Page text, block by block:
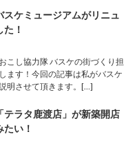
スケミュージアムがリニュ
！
こし協力隊 バスケの街づくり担
ます！今回の記事は私がバスケ
明させて頂きます。[…]
テラタ鹿渡店」が新築開店
い！